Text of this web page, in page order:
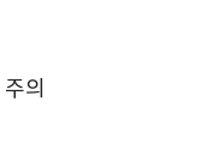
의